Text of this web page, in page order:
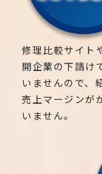
修理比較サイト
開企業の下請け
いませんので、
売上マージンが
いません。